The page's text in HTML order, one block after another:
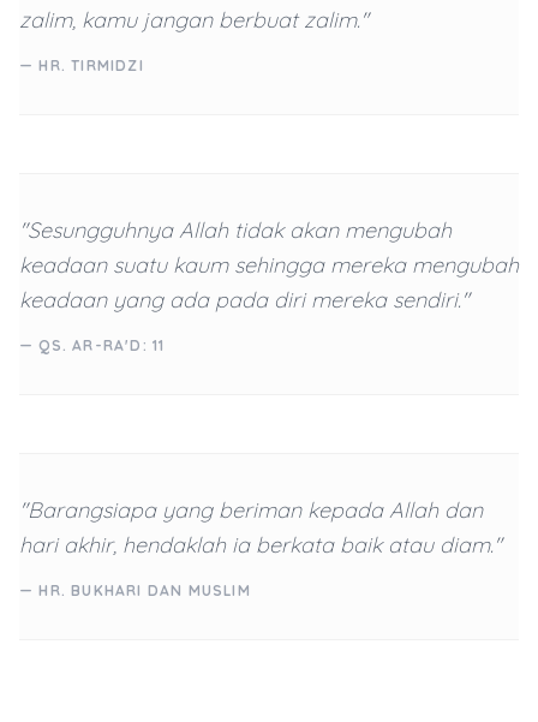
zalim, kamu jangan berbuat zalim."
— HR. TIRMIDZI
"Sesungguhnya Allah tidak akan mengubah
keadaan suatu kaum sehingga mereka mengubah
keadaan yang ada pada diri mereka sendiri."
— QS. AR-RA'D: 11
"Barangsiapa yang beriman kepada Allah dan
hari akhir, hendaklah ia berkata baik atau diam."
— HR. BUKHARI DAN MUSLIM